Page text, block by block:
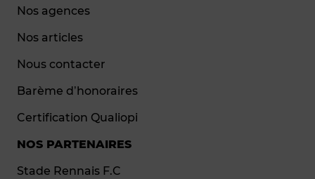
Nos agences
Nos articles
Nous contacter
Barème d’honoraires
Certification Qualiopi
NOS PARTENAIRES
Stade Rennais F.C